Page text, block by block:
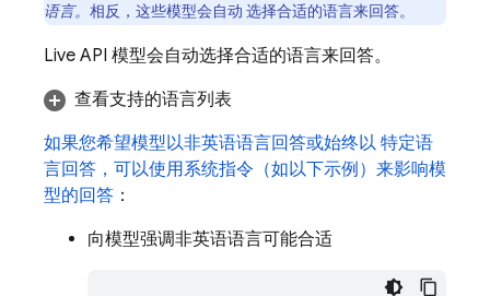
语言。 相反，这些模型会自动 选择合适的语言来回答。
Live API 模型会自动选择合适的语言来回答。
查看支持的语言列表
如果您希望模型以非英语语言回答或始终以 特定语
言回答，可以使用系统指令（如以下示例）来影响模
型的回答 ：
向模型强调非英语语言可能合适